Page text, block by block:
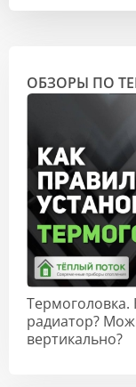
ОБЗОРЫ ПО
Термоголовка.
радиатор?
вертикально?